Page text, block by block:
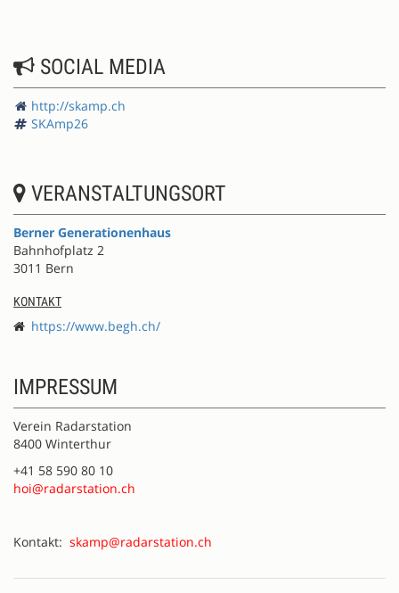
SOCIAL MEDIA
http://skamp.ch
SKAmp26
VERANSTALTUNGSORT
Berner Generationenhaus
Bahnhofplatz 2
3011 Bern
KONTAKT
https://www.begh.ch/
IMPRESSUM
Verein Radarstation
8400 Winterthur
+41 58 590 80 10
hoi@radarstation.ch
Kontakt: skamp@radarstation.ch